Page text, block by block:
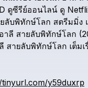
ดูซีรีย์ออนไลน์ ดู
ลับพิทักษ์โลก สตรีมมิ่ง
อาลี สายลับพิทักษ์โลก
สายลับพิทักษ์โลก เต็ม
y59duxrp